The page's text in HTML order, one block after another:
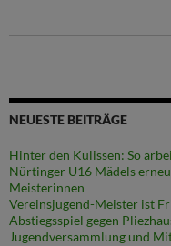
NEUESTE BEITRÄGE
Hinter den Kulissen: So
Nürtinger U16 Mädels
Meisterinnen
Vereinsjugend-Meister ist
Abstiegsspiel gegen
Jugendversammlung und